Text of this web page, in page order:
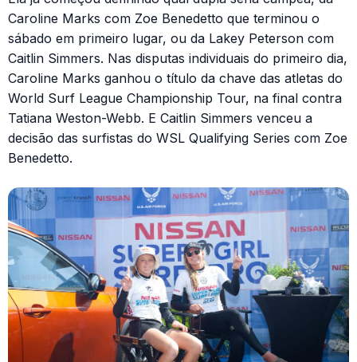
Caroline Marks com Zoe Benedetto que terminou o
sábado em primeiro lugar, ou da Lakey Peterson com
Caitlin Simmers. Nas disputas individuais do primeiro dia,
Caroline Marks ganhou o título da chave das atletas do
World Surf League Championship Tour, na final contra
Tatiana Weston-Webb. E Caitlin Simmers venceu a
decisão das surfistas do WSL Qualifying Series com Zoe
Benedetto.